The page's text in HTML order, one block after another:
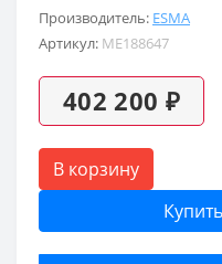
Производитель: ESMA
Артикул: ME188647
402 200 ₽
В корзину